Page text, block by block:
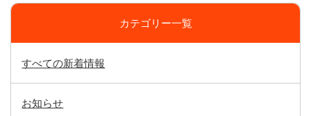
カテゴリー一覧
すべての新着情報
お知らせ